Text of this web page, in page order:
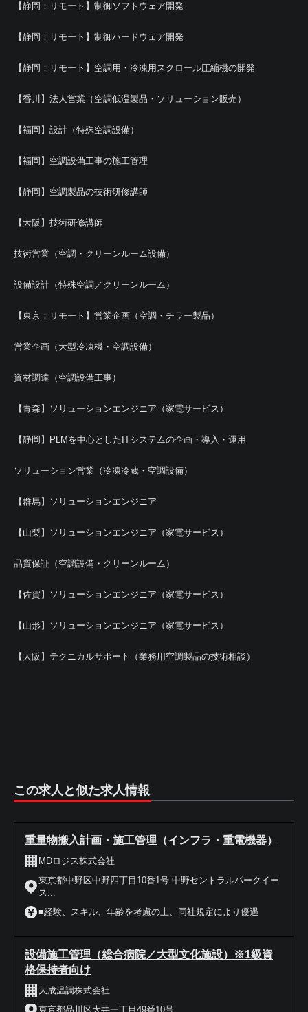
【静岡：リモート】制御ソフトウェア開発
【静岡：リモート】制御ハードウェア開発
【静岡：リモート】空調用・冷凍用スクロール圧縮機の開発
【香川】法人営業（空調低温製品・ソリューション販売）
【福岡】設計（特殊空調設備）
【福岡】空調設備工事の施工管理
【静岡】空調製品の技術研修講師
【大阪】技術研修講師
技術営業（空調・クリーンルーム設備）
設備設計（特殊空調／クリーンルーム）
【東京：リモート】営業企画（空調・チラー製品）
営業企画（大型冷凍機・空調設備）
資材調達（空調設備工事）
【青森】ソリューションエンジニア（家電サービス）
【静岡】PLMを中心としたITシステムの企画・導入・運用
ソリューション営業（冷凍冷蔵・空調設備）
【群馬】ソリューションエンジニア
【山梨】ソリューションエンジニア（家電サービス）
品質保証（空調設備・クリーンルーム）
【佐賀】ソリューションエンジニア（家電サービス）
【山形】ソリューションエンジニア（家電サービス）
【大阪】テクニカルサポート（業務用空調製品の技術相談）
この求人と似た求人情報
重量物搬入計画・施工管理（インフラ・重電機器）
MDロジス株式会社
東京都中野区中野四丁目10番1号 中野セントラルパークイー
ス...
■経験、スキル、年齢を考慮の上、同社規定により優遇
設備施工管理（総合病院／大型文化施設）※1級資
格保持者向け
大成温調株式会社
東京都品川区大井一丁目49番10号